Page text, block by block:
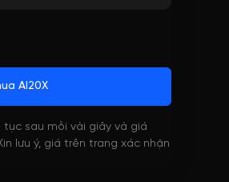
AI20X
tục sau mỗi vài giây và giá
lưu ý, giá trên trang xác nhận